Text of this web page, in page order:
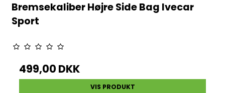
Bremsekaliber Højre Side Bag Ivecar
Sport
499,00 DKK
VIS PRODUKT